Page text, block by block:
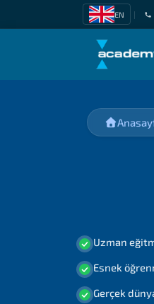
EN |
Uzman
Esnek
Gerçek